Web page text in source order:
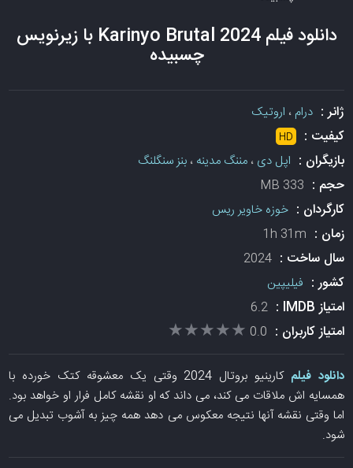
دانلود فیلم Karinyo Brutal 2024 با زیرنویس
چسبیده
ژانر :درام ، اروتیک
کیفیت : HD
بازیگران : اپل دی ،مننگ مدینه ،بنز سنگلنگ
حجم : 333 MB
کارگردان :خوزه خاویر ریس
زمان : 1h 31m
سال ساخت :2024
کشور : فیلیپین
امتیاز IMDB : 6.2
امتیاز کاربران : 0.0
★★★★★
★★★★★
دانلود فیلم
کارینیو بروتال 2024 وقتی یک معشوقه کتک خورده با
همسایه اش ملاقات می کند، می داند که او نقشه کامل فرار او خواهد بود.
اما وقتی نقشه آنها نتیجه معکوس می دهد همه چیز به آشوب تبدیل می
شود.